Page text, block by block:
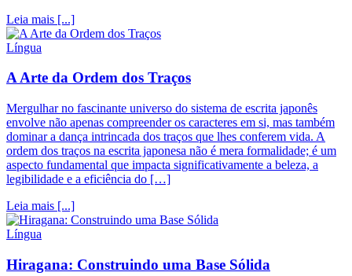
Leia mais [...]
Língua
A Arte da Ordem dos Traços
Mergulhar no fascinante universo do sistema de escrita japonês
envolve não apenas compreender os caracteres em si, mas também
dominar a dança intrincada dos traços que lhes conferem vida. A
ordem dos traços na escrita japonesa não é mera formalidade; é um
aspecto fundamental que impacta significativamente a beleza, a
legibilidade e a eficiência do […]
Leia mais [...]
Língua
Hiragana: Construindo uma Base Sólida